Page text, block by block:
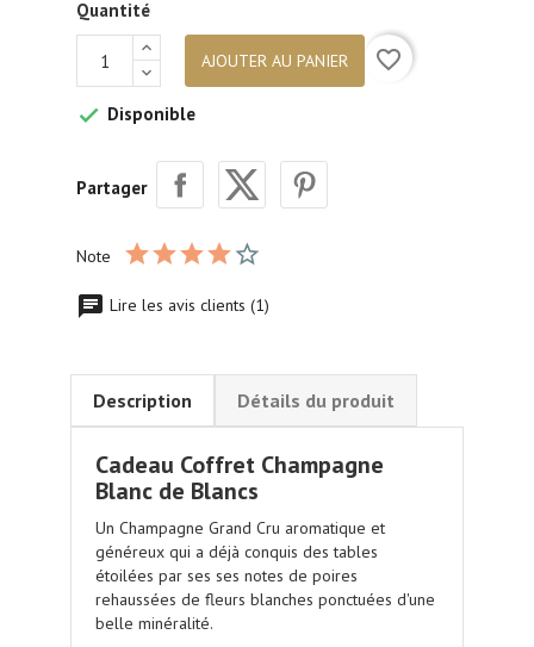
Quantité
AJOUTER AU PANIER favorite_border
 Disponible
Partager
Note
Lire les avis clients (1)
Description Détails du produit
Cadeau Coffret Champagne
Blanc de Blancs
Un Champagne Grand Cru aromatique et
généreux qui a déjà conquis des tables
étoilées par ses ses notes de poires
rehaussées de fleurs blanches ponctuées d'une
belle minéralité.